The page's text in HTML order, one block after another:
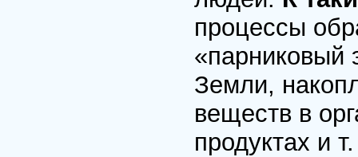
процессы
«парниковый
Земли,
веществ в
продуктах и